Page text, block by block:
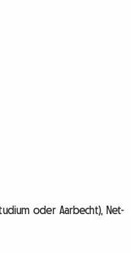
oder Aarbecht), Net-